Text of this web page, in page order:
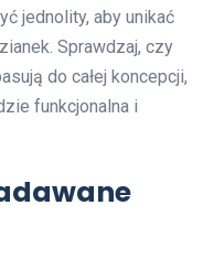
jednolity, aby unikać
Sprawdzaj, czy
do całej koncepcji,
funkcjonalna i